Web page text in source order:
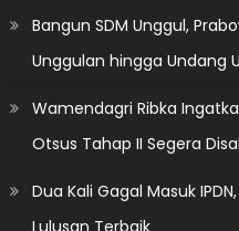
Bangun SDM Unggul,
Unggulan hingga Undang
Wamendagri Ribka
Otsus Tahap II Segera
Dua Kali Gagal Masuk
Lulusan Terbaik